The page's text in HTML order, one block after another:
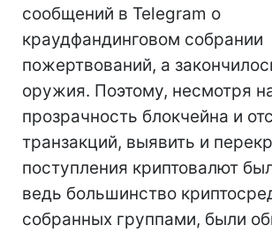
сообщений в Telegram о
краудфандинговом собрании
пожертвований, а
оружия. Поэтому, несмотря
прозрачность блокчейна и
транзакций, выявить и
поступления криптовалют
ведь большинство
собранных группами, были